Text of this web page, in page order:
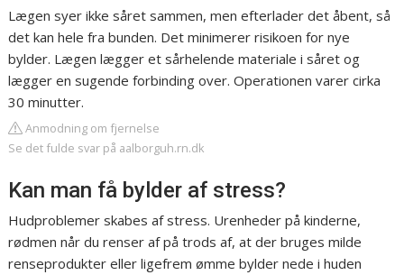
Lægen syer ikke såret sammen, men efterlader det åbent, så
det kan hele fra bunden. Det minimerer risikoen for nye
bylder. Lægen lægger et sårhelende materiale i såret og
lægger en sugende forbinding over. Operationen varer cirka
30 minutter.
Anmodning om fjernelse
Se det fulde svar på aalborguh.rn.dk
Kan man få bylder af stress?
Hudproblemer skabes af stress. Urenheder på kinderne,
rødmen når du renser af på trods af, at der bruges milde
renseprodukter eller ligefrem ømme bylder nede i huden